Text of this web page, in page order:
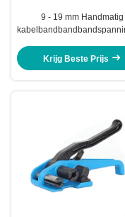
9 - 19 mm Handmatig
met snijmachine
Krijg Beste Prijs